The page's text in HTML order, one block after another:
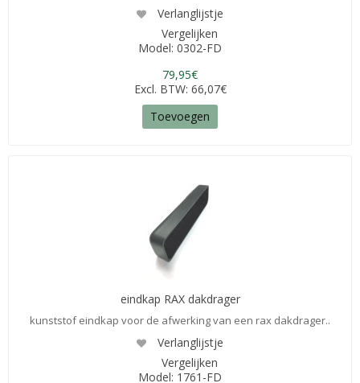
Verlanglijstje
Vergelijken
Model: 0302-FD
79,95€
Excl. BTW: 66,07€
Toevoegen
eindkap RAX dakdrager
kunststof eindkap voor de afwerking van een rax dakdrager..
Verlanglijstje
Vergelijken
Model: 1761-FD